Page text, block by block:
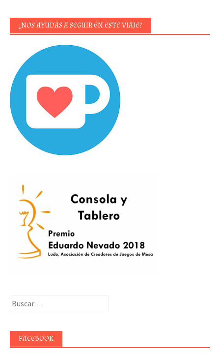
¿NOS AYUDAS A SEGUIR EN ESTE VIAJE?
Buscar:
FACEBOOK